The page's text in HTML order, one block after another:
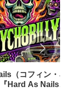
（コフィン・ネ
Hard As Nails』